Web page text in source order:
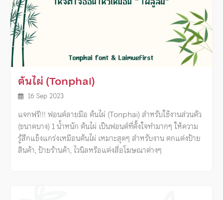
ต้นไผ่ (Tonphai)
16 Sep 2023
แจกฟรี!!! ฟอนต์ลายมือ ต้นไผ่ (Tonphai) สำหรับใช้งานส่วนตัว
(ขนาดบาง) 1 น้ำหนัก ต้นไผ่ เป็นฟอนต์ที่ตั้งใจทำมากๆ ให้ความ
รู้สึกแข็งแกร่งเหมือนต้นไผ่ เหมาะสุดๆ สำหรับงาน ตกแต่งป้าย
สินค้า, ป้ายร้านค้า, ไวนิลหรือแต่งสื่อโฆษณาต่างๆ